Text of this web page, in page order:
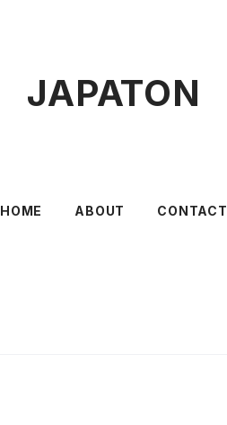
JAPATON
HOME ABOUT CONTACT